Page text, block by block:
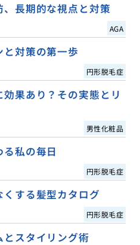
長期的な視点と対策
AGA
対策の第一歩
円形脱毛症
果あり？その実態とリ
男性化粧品
私の毎日
円形脱毛症
する髪型カタログ
円形脱毛症
スタイリング術